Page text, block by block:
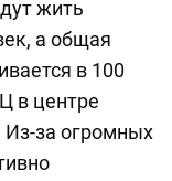
жить
а общая
в 100
в центре
Из-за огромных